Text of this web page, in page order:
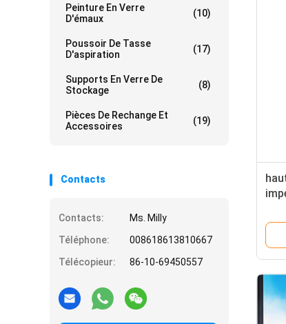
Peinture En Verre
D'émaux
(10)
Poussoir De Tasse
D'aspiration
(17)
Supports En Verre De
Stockage
(8)
Pièces De Rechange Et
Accessoires
(19)
Contacts
Contacts:
Ms. Milly
Téléphone:
008618613810667
Télécopieur:
86-10-69450557